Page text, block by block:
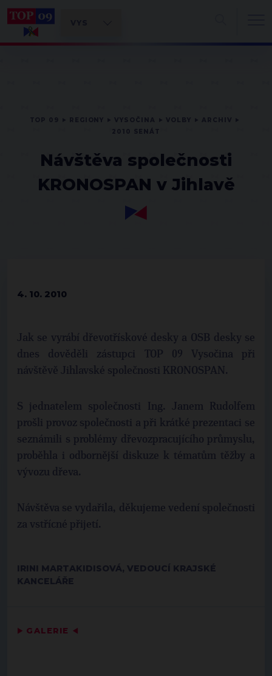
Návštěva společnosti
KRONOSPAN v Jihlavě
4. 10. 2010
Jak se vyrábí dřevotřískové desky a OSB desky se
dnes dověděli zástupci TOP 09 Vysočina při
návštěvě Jihlavské společnosti KRONOSPAN.
S jednatelem společnosti Ing. Janem Rudolfem
prošli provoz společnosti a při krátké prezentaci se
seznámili s problémy dřevozpracujícího průmyslu,
proběhla i odbornější diskuze k tématům těžby a
vývozu dřeva.
Návštěva se vydařila, děkujeme vedení společnosti
za vstřícné přijetí.
IRINI MARTAKIDISOVÁ, VEDOUCÍ KRAJSKÉ
KANCELÁŘE
▶ GALERIE ◀